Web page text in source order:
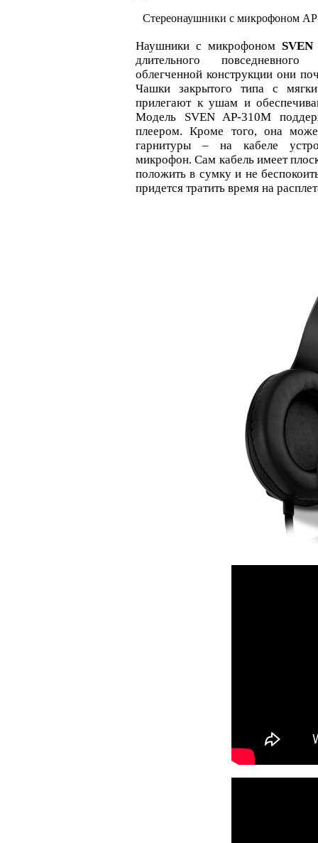
Стереонаушники с микрофоном
Наушники с микрофоном
длительного повседневного
облегченной конструкции они
Чашки закрытого типа с
прилегают к ушам и
Модель SVEN AP-310M
плеером. Кроме того, она
гарнитуры – на кабеле
микрофон. Сам кабель имеет
положить в сумку и не
придется тратить время на